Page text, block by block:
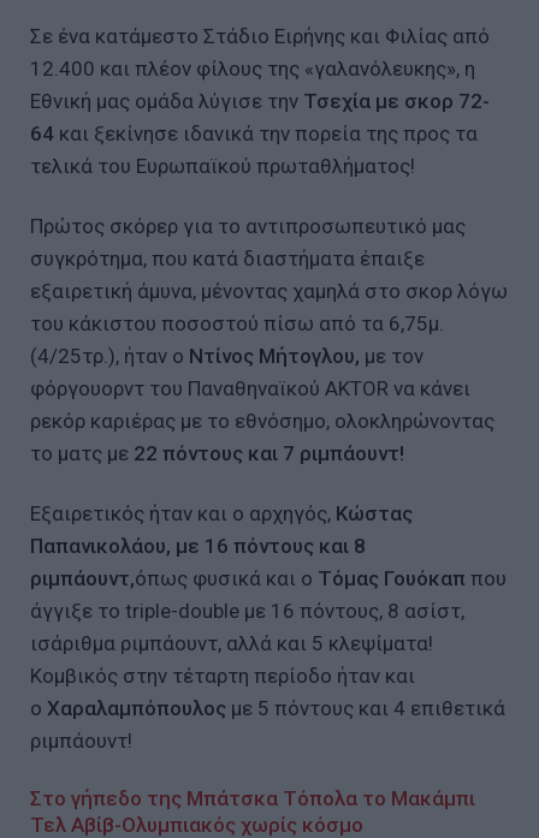
Σε ένα κατάμεστο Στάδιο Ειρήνης και Φιλίας από
12.400 και πλέον φίλους της «γαλανόλευκης», η
Εθνική μας ομάδα λύγισε την Τσεχία με σκορ 72-
64 και ξεκίνησε ιδανικά την πορεία της προς τα
τελικά του Ευρωπαϊκού πρωταθλήματος!
Πρώτος σκόρερ για το αντιπροσωπευτικό μας
συγκρότημα, που κατά διαστήματα έπαιξε
εξαιρετική άμυνα, μένοντας χαμηλά στο σκορ λόγω
του κάκιστου ποσοστού πίσω από τα 6,75μ.
(4/25τρ.), ήταν ο Ντίνος Μήτογλου, με τον
φόργουορντ του Παναθηναϊκού AKTOR να κάνει
ρεκόρ καριέρας με το εθνόσημο, ολοκληρώνοντας
το ματς με 22 πόντους και 7 ριμπάουντ!
Εξαιρετικός ήταν και ο αρχηγός, Κώστας
Παπανικολάου, με 16 πόντους και 8
ριμπάουντ,όπως φυσικά και ο Τόμας Γουόκαπ που
άγγιξε το triple-double με 16 πόντους, 8 ασίστ,
ισάριθμα ριμπάουντ, αλλά και 5 κλεψίματα!
Κομβικός στην τέταρτη περίοδο ήταν και
ο Χαραλαμπόπουλος με 5 πόντους και 4 επιθετικά
ριμπάουντ!
Στο γήπεδο της Μπάτσκα Τόπολα το Μακάμπι
Τελ Αβίβ-Ολυμπιακός χωρίς κόσμο